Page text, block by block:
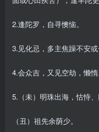
2.逢陀罗，自寻懊恼。
3.见化忌，多主焦躁不安或
4.会众吉，又见空劫，懒惰
5.（未）明珠出海，怙恃、
（丑）祖先余荫少。